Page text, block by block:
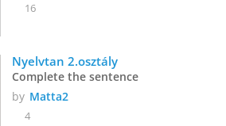
16
Nyelvtan 2.osztály
Complete the sentence
by Matta2
4